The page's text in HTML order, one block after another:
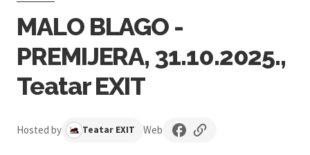
MALO BLAGO -
PREMIJERA, 31.10.2025.,
Teatar EXIT
Hosted by Teatar EXIT Web